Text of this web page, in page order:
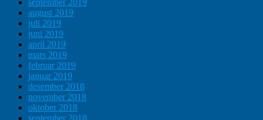
september 2019
august 2019
juli 2019
juni 2019
april 2019
mars 2019
februar 2019
januar 2019
desember 2018
november 2018
oktober 2018